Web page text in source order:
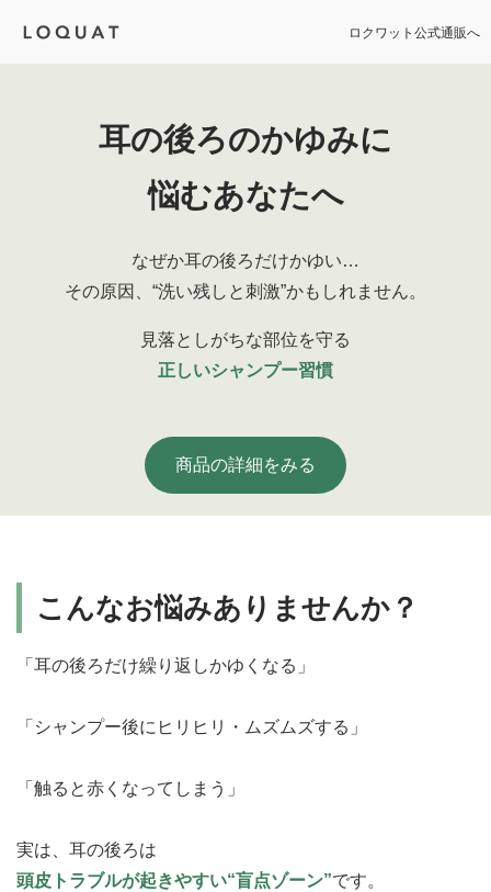
ロクワット公式通販へ
耳の後ろのかゆみに
悩むあなたへ
なぜか耳の後ろだけかゆい…
その原因、 “洗い残しと刺激”かもしれません。
見落としがちな部位を守る
正しいシャンプー習慣
商品の詳細をみる
こんなお悩みありませんか？
「耳の後ろだけ繰り返しかゆくなる」
「シャンプー後にヒリヒリ・ムズムズする」
「触ると赤くなってしまう」
実は、耳の後ろは
頭皮トラブルが起きやすい“盲点ゾーン”です。